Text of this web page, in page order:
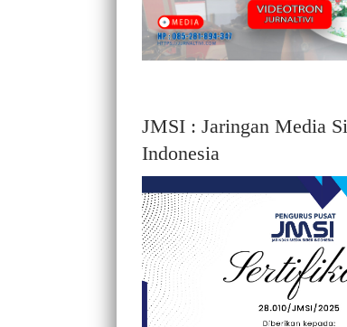
JMSI : Jaringan Media
Indonesia